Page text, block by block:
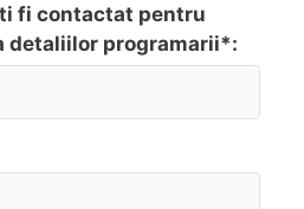
fi contactat pentru
detaliilor programarii*: